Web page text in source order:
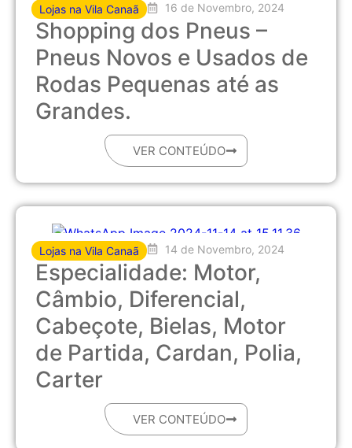
Lojas na Vila Canaã 16 de Novembro, 2024
Shopping dos Pneus –
Pneus Novos e Usados de
Rodas Pequenas até as
Grandes.
VER CONTEÚDO
Lojas na Vila Canaã 14 de Novembro, 2024
Especialidade: Motor,
Câmbio, Diferencial,
Cabeçote, Bielas, Motor
de Partida, Cardan, Polia,
Carter
VER CONTEÚDO